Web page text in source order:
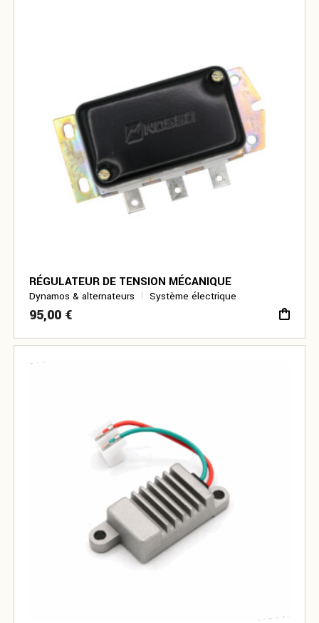
RÉGULATEUR DE TENSION MÉCANIQUE
Dynamos & alternateurs Système électrique
95,00 €